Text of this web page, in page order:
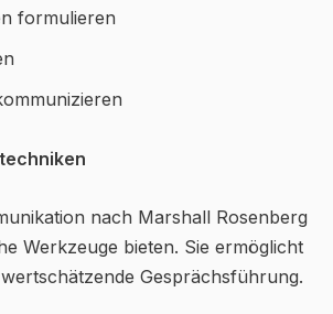
formulieren
nach Marshall Rosenberg
Werkzeuge bieten. Sie ermöglicht
Gesprächsführung.